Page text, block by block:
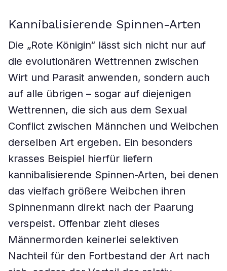
Kannibalisierende Spinnen-Arten
Die „Rote Königin“ lässt sich nicht nur auf
die evolutionären Wettrennen zwischen
Wirt und Parasit anwenden, sondern auch
auf alle übrigen – sogar auf diejenigen
Wettrennen, die sich aus dem Sexual
Conflict zwischen Männchen und Weibchen
derselben Art ergeben. Ein besonders
krasses Beispiel hierfür liefern
kannibalisierende Spinnen-Arten, bei denen
das vielfach größere Weibchen ihren
Spinnenmann direkt nach der Paarung
verspeist. Offenbar zieht dieses
Männermorden keinerlei selektiven
Nachteil für den Fortbestand der Art nach